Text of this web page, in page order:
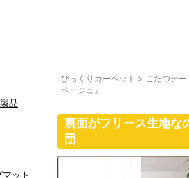
ット
びっくりカーペット > こたつテー
ベージュ』
裏面がフリース生地な
団